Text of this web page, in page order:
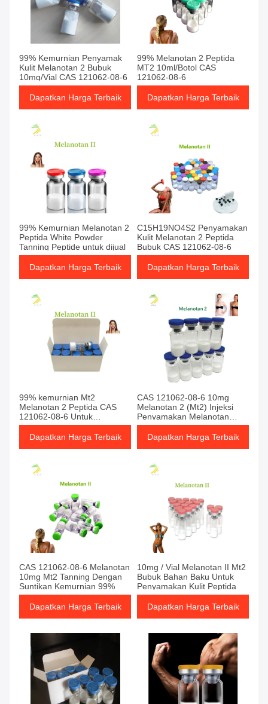
99% Kemurnian Penyamak
Kulit Melanotan 2 Bubuk
10mg/Vial CAS 121062-08-6
Dapatkan Harga Terbaik
99% Melanotan 2 Peptida
MT2 10ml/Botol CAS
121062-08-6
Dapatkan Harga Terbaik
99% Kemurnian Melanotan 2
Peptida White Powder
Tanning Peptide untuk dijual
Dapatkan Harga Terbaik
C15H19NO4S2 Penyamakan
Kulit Melanotan 2 Peptida
Bubuk CAS 121062-08-6
Dapatkan Harga Terbaik
99% kemurnian Mt2
Melanotan 2 Peptida CAS
121062-08-6 Untuk
penyamakan kulit
Dapatkan Harga Terbaik
CAS 121062-08-6 10mg
Melanotan 2 (Mt2) Injeksi
Penyamakan Melanotan
Peptida
Dapatkan Harga Terbaik
CAS 121062-08-6 Melanotan
10mg Mt2 Tanning Dengan
Suntikan Kemurnian 99%
Dapatkan Harga Terbaik
10mg / Vial Melanotan II Mt2
Bubuk Bahan Baku Untuk
Penyamakan Kulit Peptida
Dapatkan Harga Terbaik